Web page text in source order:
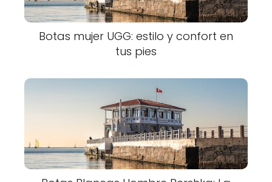
Botas mujer UGG: estilo y confort en
tus pies